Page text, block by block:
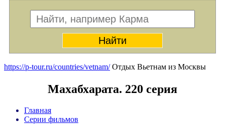
https://p-tour.ru/countries/vetnam/Отдых Вьетнам из Москвы
Махабхарата. 220 серия
Главная
Серии фильмов